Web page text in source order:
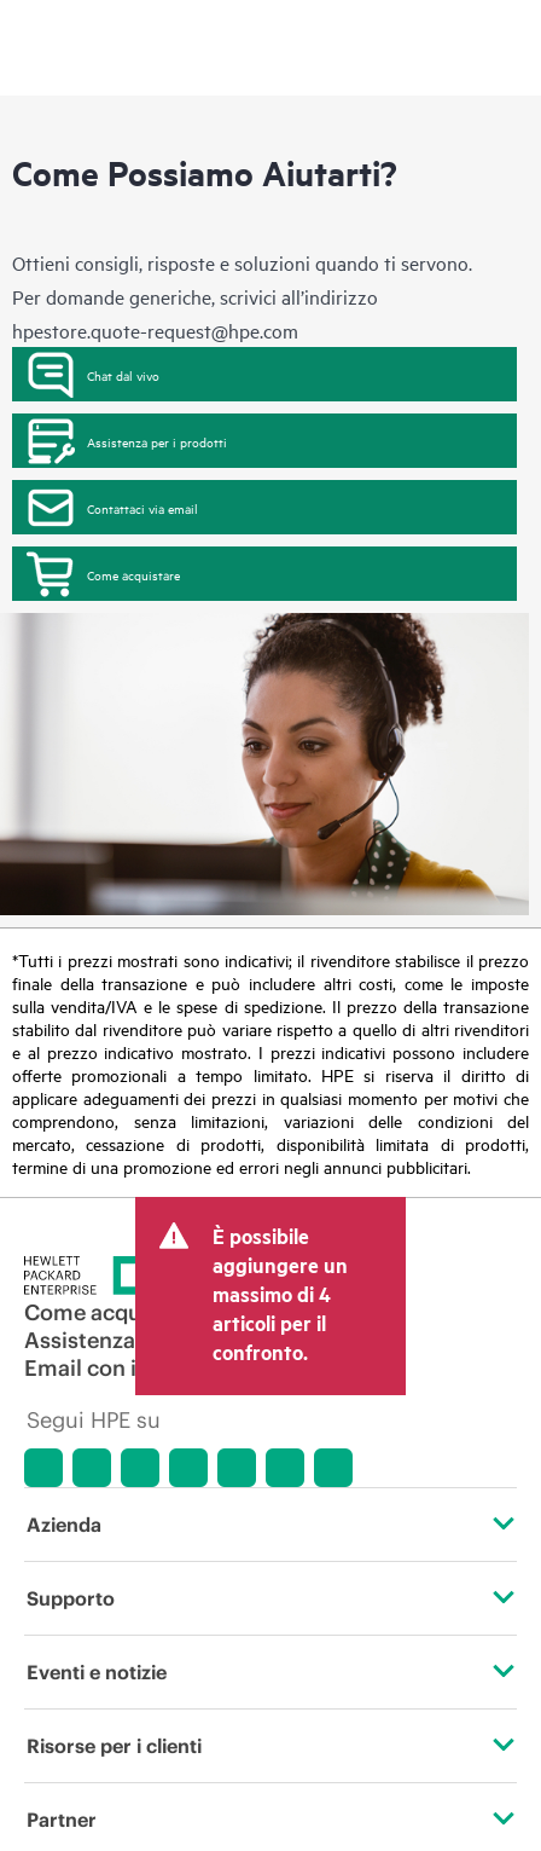
Come Possiamo Aiutarti?
Ottieni consigli, risposte e soluzioni quando ti servono.
Per domande generiche, scrivici all’indirizzo
hpestore.quote-request@hpe.com
Chat dal vivo
Assistenza per i prodotti
Contattaci via email
Come acquistare
*Tutti i prezzi mostrati sono indicativi; il rivenditore stabilisce il prezzo
finale della transazione e può includere altri costi, come le imposte
sulla vendita/IVA e le spese di spedizione. Il prezzo della transazione
stabilito dal rivenditore può variare rispetto a quello di altri rivenditori
e al prezzo indicativo mostrato. I prezzi indicativi possono includere
offerte promozionali a tempo limitato. HPE si riserva il diritto di
applicare adeguamenti dei prezzi in qualsiasi momento per motivi che
comprendono, senza limitazioni, variazioni delle condizioni del
mercato, cessazione di prodotti, disponibilità limitata di prodotti,
termine di una promozione ed errori negli annunci pubblicitari.
È possibile
aggiungere un
massimo di 4
articoli per il
confronto.
Come acquistare
Assistenza per i prodotti
Email con il commerciale
Segui HPE su
Azienda
Informazioni su HPE
Responsabilità aziendale
HPE Labs
Supporto
Operational support services
Software e driver
Eventi e notizie
Eventi
Risorse per i clienti
Contattaci
Partner